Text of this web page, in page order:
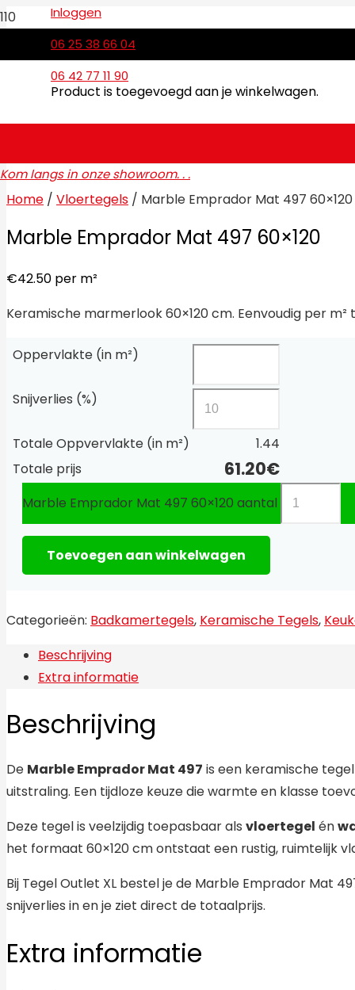
Inloggen
06 25 38 66 04
06 42 77 11 90
Product is toegevoegd aan je winkelwagen.
Kom langs in onze showroom. . .
Home / Vloertegels / Marble Emprador Mat 497 60×120
Marble Emprador Mat 497 60×120
€42.50 per m²
Keramische marmerlook 60×120 cm. Eenvoudig per
Oppervlakte (in m²)
Snijverlies (%)
Totale Oppvervlakte (in m²)
1.44
Totale prijs
€
61.20
Marble Emprador Mat 497 60×120 aantal
Toevoegen aan winkelwagen
Categorieën: Badkamertegels, Keramische Tegels,
Beschrijving
Extra informatie
Beschrijving
De Marble Emprador Mat 497 is een keramische
uitstraling. Een tijdloze keuze die warmte en klasse
Deze tegel is veelzijdig toepasbaar als vloertegel én
het formaat 60×120 cm ontstaat een rustig, ruimtelijk
Bij Tegel Outlet XL bestel je de Marble Emprador Mat
snijverlies in en je ziet direct de totaalprijs.
Extra informatie